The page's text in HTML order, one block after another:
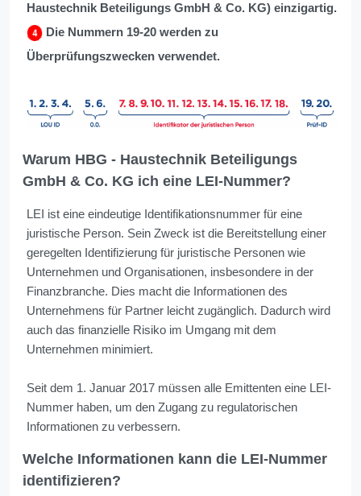
Haustechnik Beteiligungs GmbH & Co. KG) einzigartig.
Die Nummern 19-20 werden zu
Überprüfungszwecken verwendet.
Warum HBG - Haustechnik Beteiligungs
GmbH & Co. KG ich eine LEI-Nummer?
LEI ist eine eindeutige Identifikationsnummer für eine
juristische Person. Sein Zweck ist die Bereitstellung einer
geregelten Identifizierung für juristische Personen wie
Unternehmen und Organisationen, insbesondere in der
Finanzbranche. Dies macht die Informationen des
Unternehmens für Partner leicht zugänglich. Dadurch wird
auch das finanzielle Risiko im Umgang mit dem
Unternehmen minimiert.
Seit dem 1. Januar 2017 müssen alle Emittenten eine LEI-
Nummer haben, um den Zugang zu regulatorischen
Informationen zu verbessern.
Welche Informationen kann die LEI-Nummer
identifizieren?